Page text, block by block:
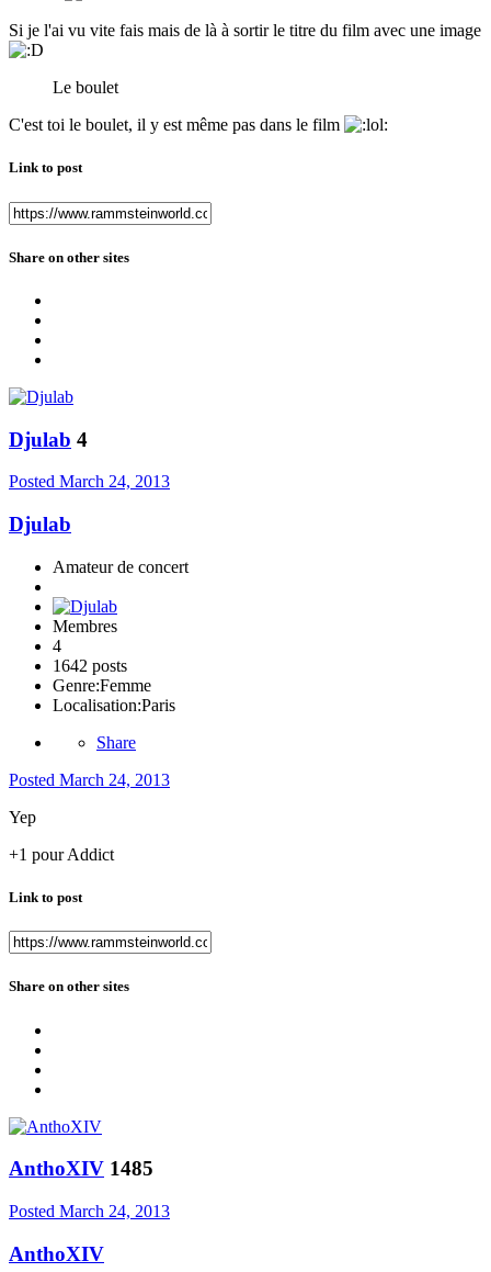
Si je l'ai vu vite fais mais de là à sortir le titre du film avec une image
Le boulet
C'est toi le boulet, il y est même pas dans le film
Link to post
Share on other sites
Djulab 4
Posted March 24, 2013
Djulab
Amateur de concert
Membres
4
1642 posts
Genre:Femme
Localisation:Paris
Share
Posted March 24, 2013
Yep
+1 pour Addict
Link to post
Share on other sites
AnthoXIV 1485
Posted March 24, 2013
AnthoXIV